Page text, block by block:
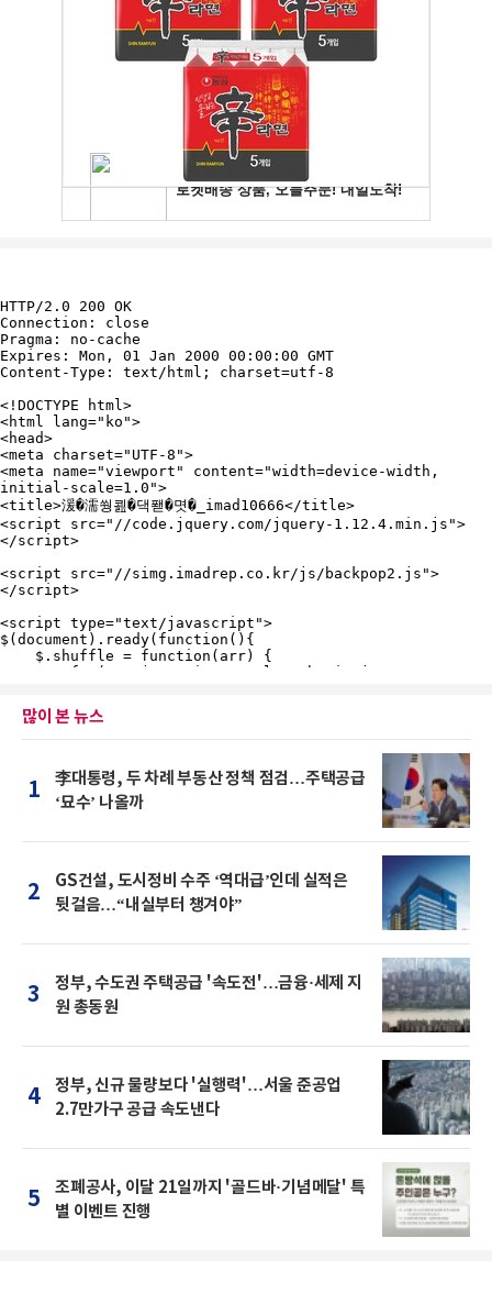
많이 본 뉴스
1
李대통령, 두 차례 부동산 정책 점검…주택공급
‘묘수’ 나올까
2
GS건설, 도시정비 수주 ‘역대급’인데 실적은
뒷걸음…“내실부터 챙겨야”
3
정부, 수도권 주택공급 '속도전'…금융·세제 지
원 총동원
4
정부, 신규 물량보다 '실행력'…서울 준공업
2.7만가구 공급 속도낸다
5
조폐공사, 이달 21일까지 '골드바·기념메달' 특
별 이벤트 진행